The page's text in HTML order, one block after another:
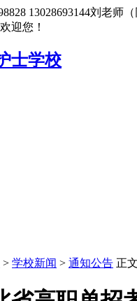
13028693144刘老师（
迎您！
> 学校新闻 > 通知公告 正文